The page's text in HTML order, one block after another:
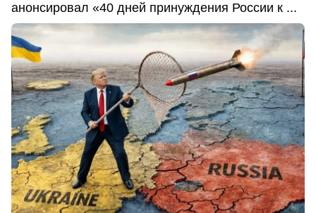
анонсировал «40 дней принуждения России к ...